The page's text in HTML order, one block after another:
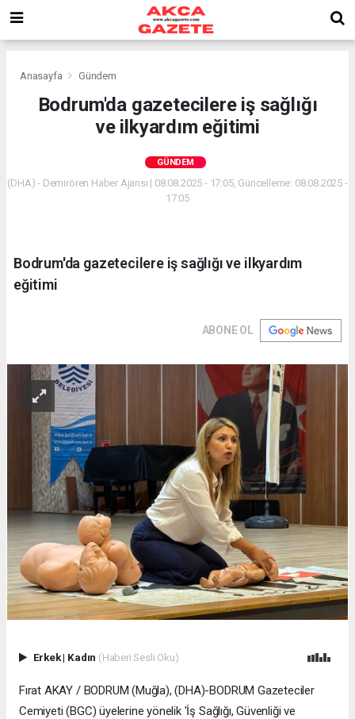
Anasayfa Gündem
Bodrum'da gazetecilere iş sağlığı
ve ilkyardım eğitimi
GÜNDEM
(DHA) - Demirören Haber Ajansı | 08.08.2025 - 17:05, Güncelleme: 08.08.2025 -
17:05
Bodrum'da gazetecilere iş sağlığı ve ilkyardım
eğitimi
ABONE OL
Erkek| Kadın (Haberi Sesli Oku)
Fırat AKAY / BODRUM (Muğla), (DHA)-BODRUM Gazeteciler
Cemiyeti (BGC) üyelerine yönelik 'İş Sağlığı, Güvenliği ve